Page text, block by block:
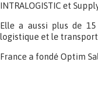
INTRALOGISTIC et
Elle a aussi plus de 15
logistique et le
France a fondé Optim